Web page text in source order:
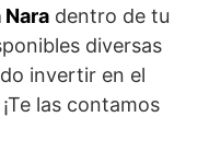
Nara dentro de tu
diversas
invertir en el
las contamos